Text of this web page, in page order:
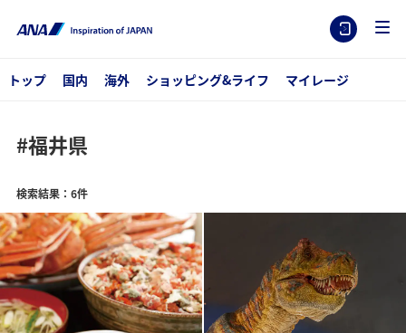
トップ 国内 海外 ショッピング&ライフ マイレージ
#福井県
検索結果：6件